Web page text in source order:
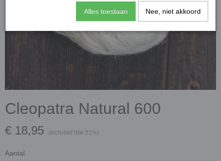
Cleopatra Natural 600
€ 18,95 (inclusief btw 21%)
Aantal
Alles toestaan Nee, niet akkoord